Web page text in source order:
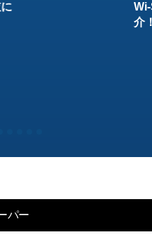
介
パー